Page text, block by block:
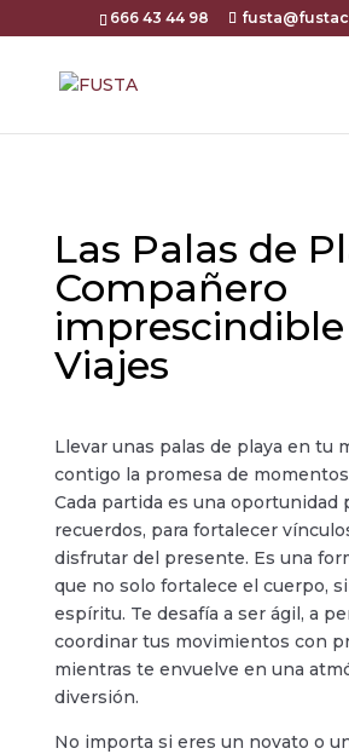
666 43 44 98
Las Palas de
Compañero
Viajes
Llevar unas palas de playa en tu
contigo la promesa de
Cada partida es una oportunidad
recuerdos, para fortalecer
disfrutar del presente. Es una
que no solo fortalece el cuerpo,
espíritu. Te desafía a ser ágil, a
coordinar tus movimientos con
mientras te envuelve en una
diversión.
No importa si eres un novato o